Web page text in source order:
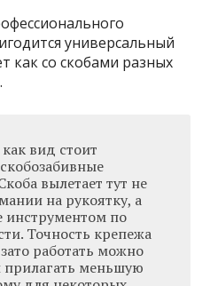
универсальный
как со скобами разных
вид стоит
вылетает тут не
на рукоятку, а
инструментом по
Точность крепежа
работать можно
прилагать меньшую